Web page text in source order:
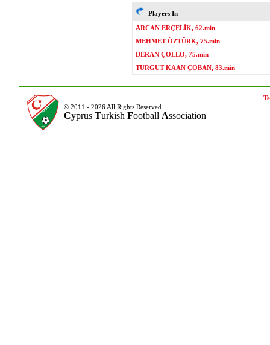
Players In
ARCAN ERÇELİK, 62.min
MEHMET ÖZTÜRK, 75.min
DERAN ÇÖLLO, 75.min
TURGUT KAAN ÇOBAN, 83.min
© 2011 - 2026 All Rights Reserved.
Cyprus Turkish Football Association